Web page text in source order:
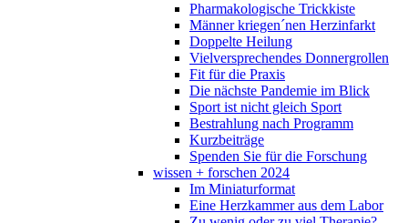
Pharmakologische Trickkiste
Männer kriegen´nen Herzinfarkt
Doppelte Heilung
Vielversprechendes Donnergrollen
Fit für die Praxis
Die nächste Pandemie im Blick
Sport ist nicht gleich Sport
Bestrahlung nach Programm
Kurzbeiträge
Spenden Sie für die Forschung
wissen + forschen 2024
Im Miniaturformat
Eine Herzkammer aus dem Labor